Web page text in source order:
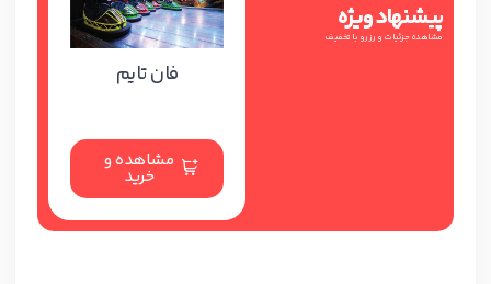
پیشنهاد ویژه
مشاهده جزئیات و رزرو با تخفیف
فان تایم
مشاهده و
خرید